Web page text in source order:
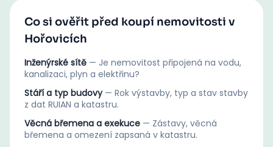
Co si ověřit před koupí nemovitosti v
Hořovicích
Inženýrské sítě — Je nemovitost připojená na vodu,
kanalizaci, plyn a elektřinu?
Stáří a typ budovy — Rok výstavby, typ a stav stavby
z dat RUIAN a katastru.
Věcná břemena a exekuce — Zástavy, věcná
břemena a omezení zapsaná v katastru.